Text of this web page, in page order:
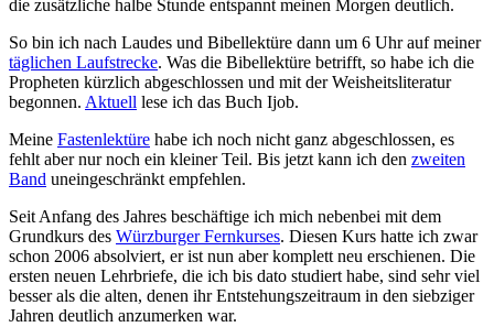
die zusätzliche halbe Stunde entspannt meinen Morgen deutlich.
So bin ich nach Laudes und Bibellektüre dann um 6 Uhr auf meiner
täglichen Laufstrecke. Was die Bibellektüre betrifft, so habe ich die
Propheten kürzlich abgeschlossen und mit der Weisheitsliteratur
begonnen. Aktuell lese ich das Buch Ijob.
Meine Fastenlektüre habe ich noch nicht ganz abgeschlossen, es
fehlt aber nur noch ein kleiner Teil. Bis jetzt kann ich den zweiten
Band uneingeschränkt empfehlen.
Seit Anfang des Jahres beschäftige ich mich nebenbei mit dem
Grundkurs des Würzburger Fernkurses. Diesen Kurs hatte ich zwar
schon 2006 absolviert, er ist nun aber komplett neu erschienen. Die
ersten neuen Lehrbriefe, die ich bis dato studiert habe, sind sehr viel
besser als die alten, denen ihr Entstehungszeitraum in den siebziger
Jahren deutlich anzumerken war.